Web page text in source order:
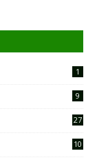
1
9
27
10